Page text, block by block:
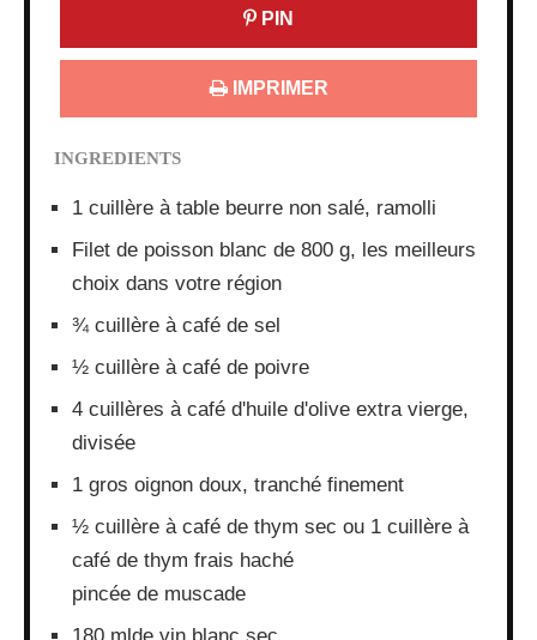
PIN
IMPRIMER
INGREDIENTS
1 cuillère à table beurre non salé, ramolli
Filet de poisson blanc de 800 g, les meilleurs
choix dans votre région
¾ cuillère à café de sel
½ cuillère à café de poivre
4 cuillères à café d'huile d'olive extra vierge,
divisée
1 gros oignon doux, tranché finement
½ cuillère à café de thym sec ou 1 cuillère à
café de thym frais haché
pincée de muscade